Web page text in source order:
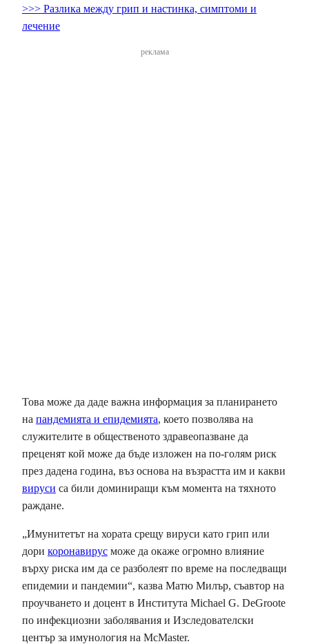
>>> Разлика между грип и настинка, симптоми и
лечение
реклама
Това може да даде важна информация за планирането
на пандемията и епидемията, което позволява на
служителите в общественото здравеопазване да
преценят кой може да бъде изложен на по-голям риск
през дадена година, въз основа на възрастта им и какви
вируси са били доминиращи към момента на тяхното
раждане.
„Имунитетът на хората срещу вируси като грип или
дори коронавирус може да окаже огромно влияние
върху риска им да се разболеят по време на последващи
епидемии и пандемии“, казва Матю Милър, съавтор на
проучването и доцент в Института Michael G. DeGroote
по инфекциозни заболявания и Изследователски
център за имунология на McMaster.